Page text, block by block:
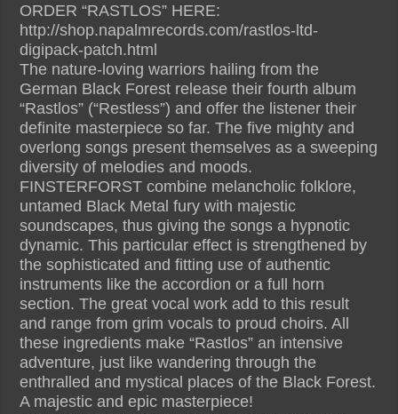
ORDER “RASTLOS” HERE:
http://shop.napalmrecords.com/rastlos-ltd-
digipack-patch.html
The nature-loving warriors hailing from the
German Black Forest release their fourth album
“Rastlos” (“Restless”) and offer the listener their
definite masterpiece so far. The five mighty and
overlong songs present themselves as a sweeping
diversity of melodies and moods.
FINSTERFORST combine melancholic folklore,
untamed Black Metal fury with majestic
soundscapes, thus giving the songs a hypnotic
dynamic. This particular effect is strengthened by
the sophisticated and fitting use of authentic
instruments like the accordion or a full horn
section. The great vocal work add to this result
and range from grim vocals to proud choirs. All
these ingredients make “Rastlos” an intensive
adventure, just like wandering through the
enthralled and mystical places of the Black Forest.
A majestic and epic masterpiece!